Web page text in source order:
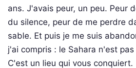
ans. J'avais peur, un peu. Peur
du silence, peur de me perdre
sable. Et puis je me suis
j'ai compris : le Sahara n'est
C'est un lieu qui vous conquiert.